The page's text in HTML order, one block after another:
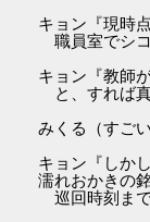
キョン『現時
職員室でシ
キョン『教師
と、すれば
みくる（すご
キョン『しか
濡れおかきの
巡回時刻まで